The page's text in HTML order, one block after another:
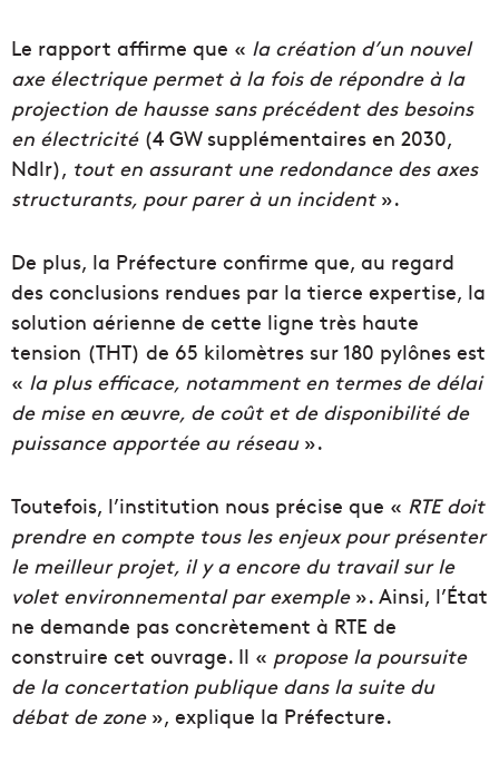
Le rapport affirme que « la création d’un nouvel
axe électrique permet à la fois de répondre à la
projection de hausse sans précédent des besoins
en électricité(4 GW supplémentaires en 2030,
Ndlr), tout en assurant une redondance des axes
structurants, pour parer à un incident».
De plus, la Préfecture confirme que, au regard
des conclusions rendues par la tierce expertise, la
solution aérienne de cette ligne très haute
tension (THT) de 65 kilomètres sur 180 pylônes est
« la plus efficace, notamment en termes de délai
de mise en œuvre, de coût et de disponibilité de
puissance apportée au réseau».
Toutefois, l’institution nous précise que « RTE doit
prendre en compte tous les enjeux pour présenter
le meilleur projet, il y a encore du travail sur le
volet environnemental par exemple». Ainsi, l’État
ne demande pas concrètement à RTE de
construire cet ouvrage. Il « propose la poursuite
de la concertation publique dans la suite du
débat de zone», explique la Préfecture.